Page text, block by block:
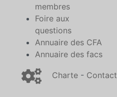
membres
Foire aux
questions
Annuaire des CFA
Annuaire des facs
Charte - Contact